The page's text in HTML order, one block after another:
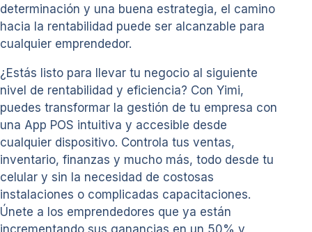
determinación y una buena estrategia, el camino
hacia la rentabilidad puede ser alcanzable para
cualquier emprendedor.
¿Estás listo para llevar tu negocio al siguiente
nivel de rentabilidad y eficiencia? Con Yimi,
puedes transformar la gestión de tu empresa con
una App POS intuitiva y accesible desde
cualquier dispositivo. Controla tus ventas,
inventario, finanzas y mucho más, todo desde tu
celular y sin la necesidad de costosas
instalaciones o complicadas capacitaciones.
Únete a los emprendedores que ya están